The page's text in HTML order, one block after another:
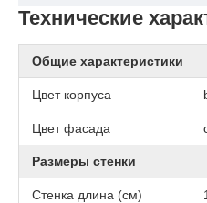
Технические
Общие характеристики
Цвет корпуса
Цвет фасада
Размеры стенки
Стенка длина (см)